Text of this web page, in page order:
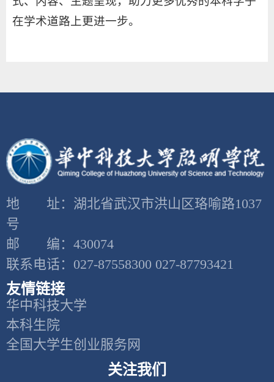
在学术道路上更进一步。
地 址：湖北省武汉市洪山区珞喻路1037
号
邮 编：430074
联系电话：027-87558300 027-87793421
友情链接
华中科技大学
本科生院
全国大学生创业服务网
关注我们